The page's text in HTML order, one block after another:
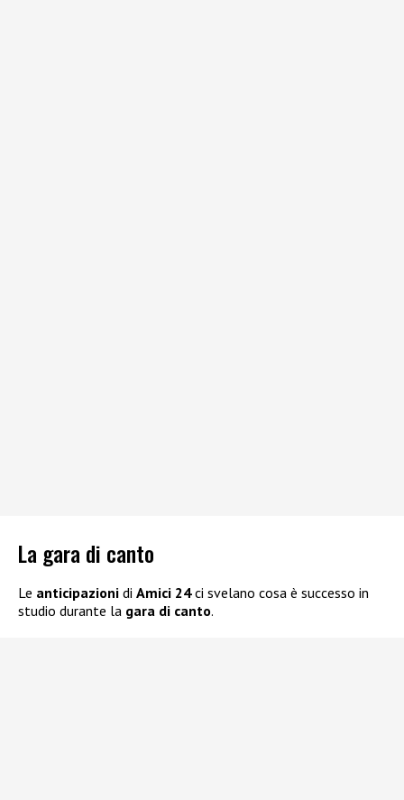
La gara di canto
Le anticipazioni di Amici 24ci svelano cosa è successo in
studio durante la gara di canto.